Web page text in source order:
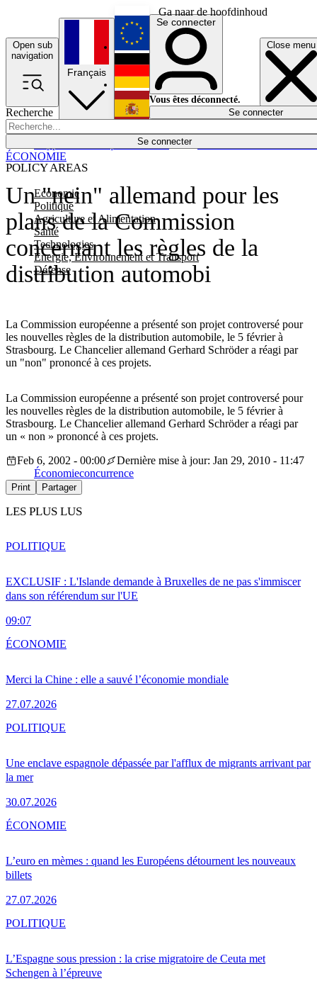
Ga naar de hoofdinhoud
Open sub
navigation
Close menu
Recherche
Se connecter
POLICY AREAS
Economie
Politique
Agriculture et Alimentation
Santé
Technologies
Energie, Environnement et Transport
Défense
Économie
Français
English
Deutsch
Español
Se connecter
Vous êtes déconnecté.
Se connecter
Un "nein" allemand pour les
plans de la Commission
concernant les règles de la
distribution automobi
La Commission européenne a présenté son projet controversé pour
les nouvelles règles de la distribution automobile, le 5 février à
Strasbourg. Le Chancelier allemand Gerhard Schröder a réagi par
un "non" prononcé à ces projets.
ÉCONOMIE
La Commission européenne a présenté son projet controversé pour
les nouvelles règles de la distribution automobile, le 5 février à
Strasbourg. Le Chancelier allemand Gerhard Schröder a réagi par
un « non » prononcé à ces projets.
Feb 6, 2002 - 00:00
Dernière mise à jour: Jan 29, 2010 - 11:47
Économieconcurrence
Print Partager
LES PLUS LUS
EXCLUSIF : L'Islande demande à Bruxelles de ne pas s'immiscer
dans son référendum sur l'UE
09:07
POLITIQUE
Merci la Chine : elle a sauvé l’économie mondiale
27.07.2026
ÉCONOMIE
Une enclave espagnole dépassée par l'afflux de migrants arrivant par
la mer
30.07.2026
POLITIQUE
L’euro en mèmes : quand les Européens détournent les nouveaux
billets
27.07.2026
ÉCONOMIE
L’Espagne sous pression : la crise migratoire de Ceuta met
Schengen à l’épreuve
POLITIQUE